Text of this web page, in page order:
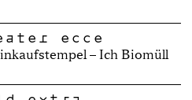
ecce
– Ich Biomüll